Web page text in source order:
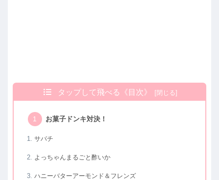
タップして飛べる《目次》
お菓子ドンキ対決！
サバチ
よっちゃんまるごと酢いか
ハニーバターアーモンド＆フレンズ